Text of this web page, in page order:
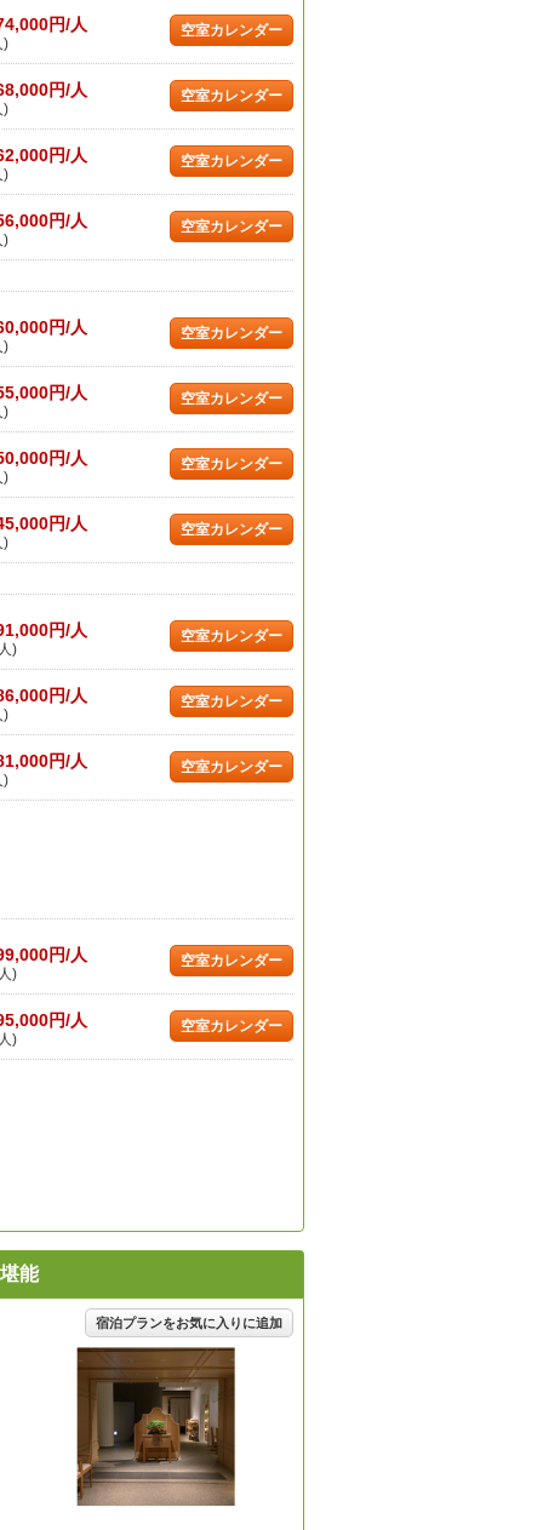
円/人
)
空室カレンダー
円/人
)
空室カレンダー
円/人
)
空室カレンダー
円/人
)
空室カレンダー
円/人
)
空室カレンダー
円/人
)
空室カレンダー
円/人
)
空室カレンダー
円/人
)
空室カレンダー
円/人
)
空室カレンダー
円/人
)
空室カレンダー
円/人
)
空室カレンダー
円/人
)
空室カレンダー
円/人
)
空室カレンダー
能
宿泊プランをお気に入りに追加